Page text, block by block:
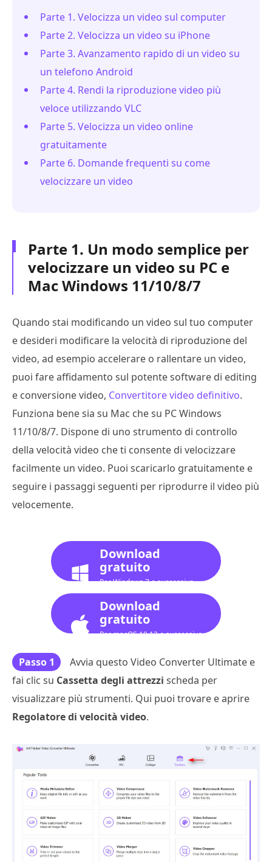
Parte 1. Velocizza un video sul computer
Parte 2. Velocizza un video su iPhone
Parte 3. Avanzamento rapido di un video su
un telefono Android
Parte 4. Rendi la riproduzione video più
veloce utilizzando VLC
Parte 5. Velocizza un video online
gratuitamente
Parte 6. Domande frequenti su come
velocizzare un video
Parte 1. Un modo semplice per
velocizzare un video su PC e
Mac Windows 11/10/8/7
Quando stai modificando un video sul tuo computer
e desideri modificare la velocità di riproduzione del
video, ad esempio accelerare o rallentare un video,
puoi fare affidamento sul potente software di editing
e conversione video, Convertitore video definitivo.
Funziona bene sia su Mac che su PC Windows
11/10/8/7. Dispone di uno strumento di controllo
della velocità video che ti consente di velocizzare
facilmente un video. Puoi scaricarlo gratuitamente e
seguire i passaggi seguenti per riprodurre il video più
velocemente.
Download
gratuito
Per Windows 7 o successivo
Download
gratuito
Per macOS 10.12 o successivo
Passo 1
Avvia questo Video Converter Ultimate e
fai clic su Cassetta degli attrezzi scheda per
visualizzare più strumenti. Qui puoi trovare e aprire
Regolatore di velocità video.